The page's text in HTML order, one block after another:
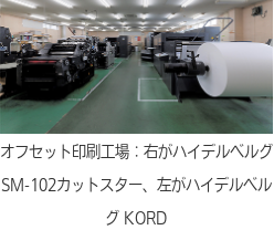
オフセット印刷工場：右がハイデルベルグ
SM-102カットスター、左がハイデルベル
グ KORD